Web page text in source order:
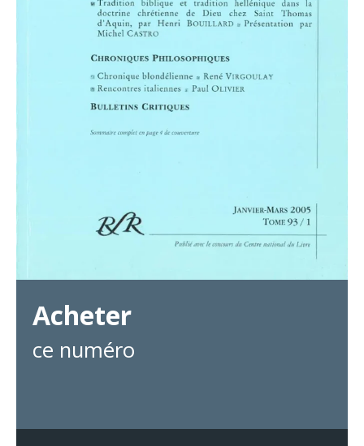
Acheter
ce numéro